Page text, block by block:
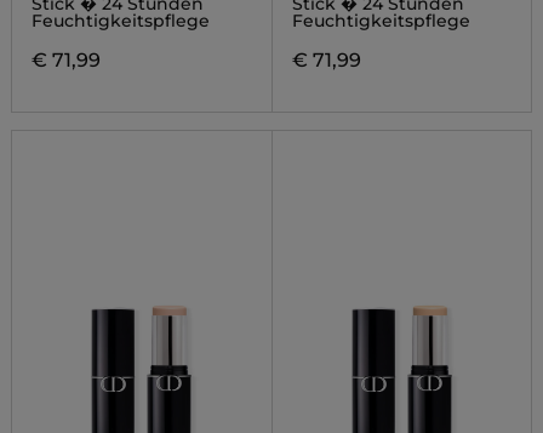
Feuchtigkeitspflege
€ 71,99
Feuchtigkeitspflege
€ 71,99